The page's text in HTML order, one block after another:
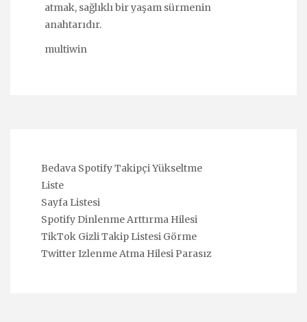
atmak, sağlıklı bir yaşam sürmenin
anahtarıdır.
multiwin
Bedava Spotify Takipçi Yükseltme
Liste
Sayfa Listesi
Spotify Dinlenme Arttırma Hilesi
TikTok Gizli Takip Listesi Görme
Twitter Izlenme Atma Hilesi Parasız